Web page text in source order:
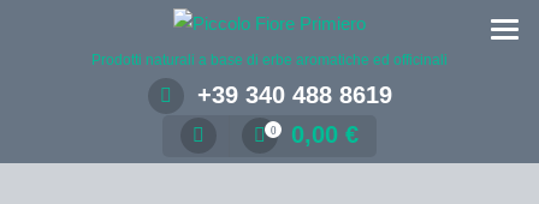
Prodotti naturali a base di erbe aromatiche ed officinali
+39 340 488 8619
0 0,00 €